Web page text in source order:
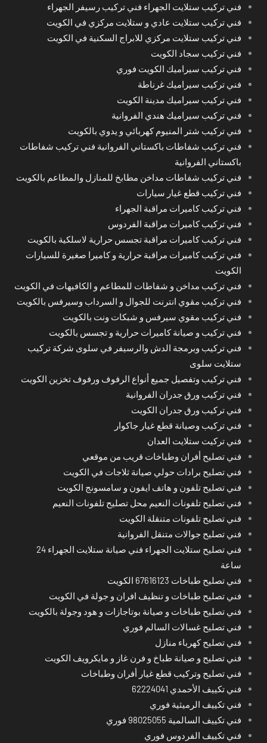
فني تركيب ستلايت الجهراء فني تركيب رسيفر الجهراء
فني تركيب ستلايت عادي و ستلايت مركزي في الكويت
فني تركيب ستلايت مركزي للابراج السكنية في الكويت
فني تركيب سجاد الكويت
فني تركيب سيراميك الكويت فوري
فني تركيب سيراميك غرناطة
فني تركيب سيراميك مدينة الكويت
فني تركيب سيراميك هندي الفروانية
فني تركيب شتر المنيوم كهربائي و يدوي بالكويت
فني تركيب شفاطات باكستاني الفروانية فني تركيب شفاطات
باكستاني الفروانية
فني تركيب شفاطات مداخن مطابخ للمنازل والمطاعم بالكويت
فني تركيب قطع غيار سيارات
فني تركيب كاميرات مراقبة الجهراء
فني تركيب كاميرات مراقبة الفردوس
فني تركيب كاميرات مراقبة تجسس حرارية لاسلكية بالكويت
فني تركيب كاميرات مراقبة حرارية و كاميرا صغيرة للسيارات
الكويت
فني تركيب مداخن و شفاطات للمطاعم و الكافيهات في الكويت
فني تركيب مقوي انترنت للجوال و السرداب وسيرفس بالكويت
فني تركيب مقوي سيرفس و شبكات ونت بالكويت
فني تركيب و صيانة كاميرات حرارية و تجسس بالكويت
فني تركيب وبرمجة الدش والرسيفر في سلوى شركة تركيب
ستلايت سلوى
فني تركيب وتفصيل جميع أنواع الرفوف ورفوف تخزين الكويت
فني تركيب ورق جدران الفروانية
فني تركيب ورق جدران الكويت
فني تركيب وصيانة قطع غيار جاكوار
فني تركيت ستلايت العدان
فني تصليح أفران وطباخات قريب من موقعي
فني تصليح برادات حولي صيانة ثلاجات في الكويت
فني تصليح تلفون و هاتف ايفون و سامسونج الكويت
فني تصليح تلفونات النعيم محل تصليح تلفونات النعيم
فني تصليح تلفونات متنقلة الكويت
فني تصليح جوالات متنقل الفروانية
فني تصليح ستلايت الجهراء فني صيانة ستلايت الجهراء 24
ساعة
فني تصليح طباخات 67616123 الكويت
فني تصليح طباخات و تنظيف افران و جولة في الكويت
فني تصليح طباخات و صيانة بوتاجازات و هود وجولة بالكويت
فني تصليح غسالات السالم فوري
فني تصليح كهرباء منازل
فني تصليح و صيانة طباخ و فرن غاز و مايكرويف الكويت
فني تصليح وتركيب قطع غيار أفران وطباخات
فني تكييف الأحمدي 62224041
فني تكييف الرميثية فوري
فني تكييف السالمية 98025055 فوري
فني تكييف الفردوس فوري